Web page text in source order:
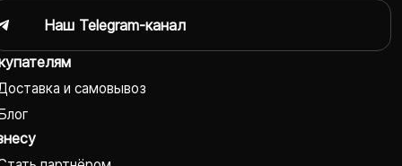
и самовывоз
Наш Telegram-канал